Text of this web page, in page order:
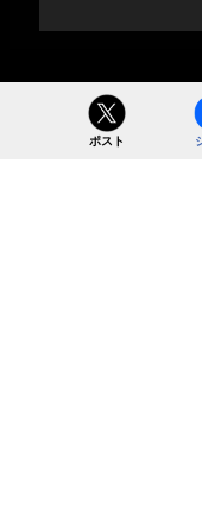
ポスト